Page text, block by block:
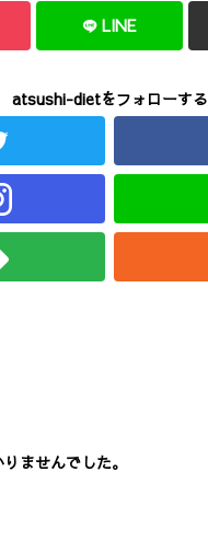
LINE
atsushi-dietをフォローする
ませんでした。